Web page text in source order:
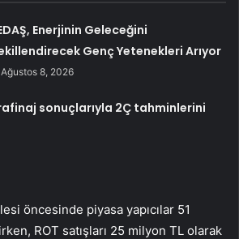
Enerjinin Geleceğini
Genç Yetenekleri Arıyor
Ağustos 8, 2026
sonuçlarıyla 2Ç tahminlerini
öncesinde piyasa yapıcılar 51
ROT satışları 25 milyon TL olarak